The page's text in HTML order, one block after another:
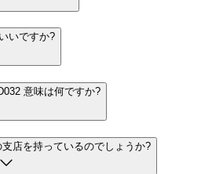
いですか?
意味は何ですか?
店を持っているのでしょうか?